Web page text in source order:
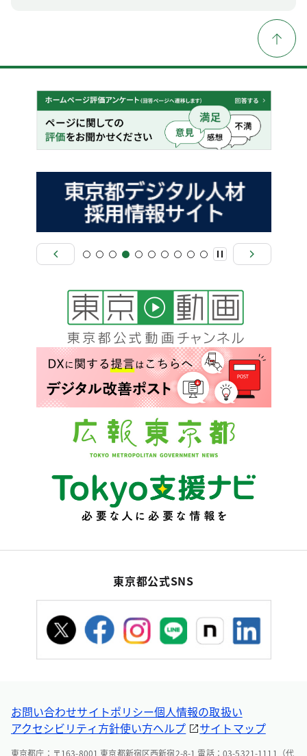
東京都公式SNS
お問い合わせサイトポリシー個人情報の取扱い
アクセシビリティ方針使い方ヘルプ サイトマップ
東京都庁：〒163-8001 東京都新宿区西新宿2-8-1 電話：03-5321-1111（代